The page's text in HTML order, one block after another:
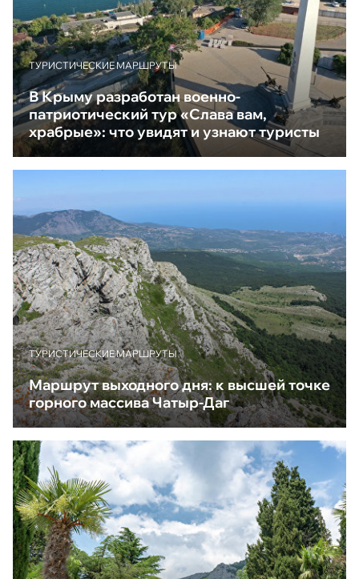
ТУРИСТИЧЕСКИЕ МАРШРУТЫ
В Крыму разработан военно-
патриотический тур «Слава вам,
храбрые»: что увидят и узнают туристы
ТУРИСТИЧЕСКИЕ МАРШРУТЫ
Маршрут выходного дня: к высшей точке
горного массива Чатыр-Даг